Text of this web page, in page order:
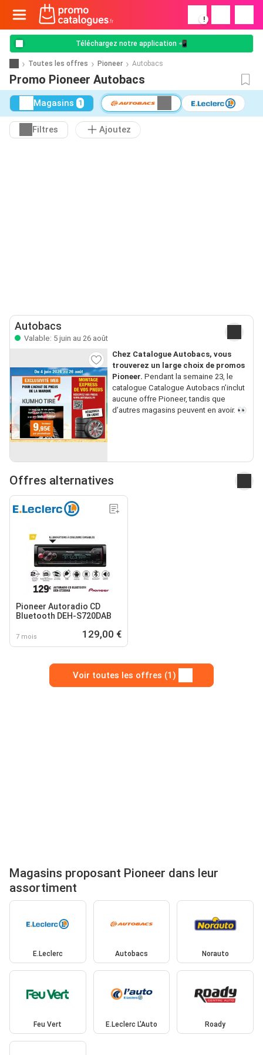
!
Téléchargez notre application 📲
Toutes les offres Pioneer Autobacs
Promo Pioneer Autobacs
Magasins 1
Filtres Ajoutez
Autobacs
Valable: 5 juin au 26 août
Chez Catalogue Autobacs, vous
trouverez un large choix de promos
Pioneer. Pendant la semaine 23, le
catalogue Catalogue Autobacs n’inclut
aucune offre Pioneer, tandis que
d’autres magasins peuvent en avoir. 👀
Offres alternatives
Pioneer Autoradio CD
Bluetooth DEH-S720DAB
7 mois 129,00 €
Voir toutes les offres (1)
Magasins proposant Pioneer dans leur
assortiment
E.Leclerc Autobacs Norauto
Feu Vert E.Leclerc L'Auto Roady